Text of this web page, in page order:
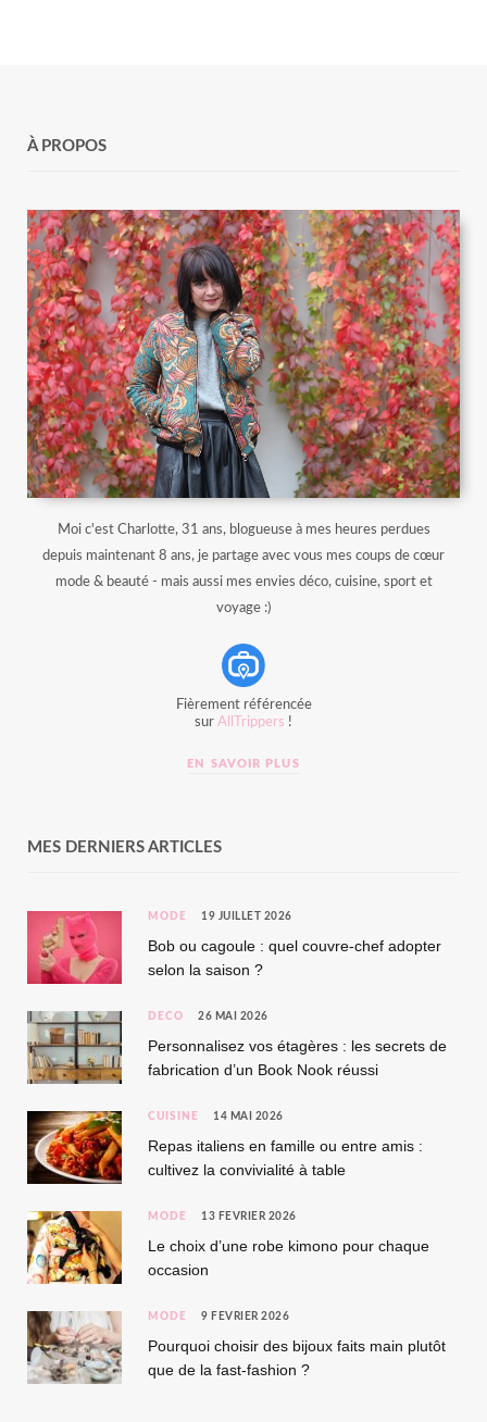
À PROPOS
Moi c'est Charlotte, 31 ans, blogueuse à mes heures perdues
depuis maintenant 8 ans, je partage avec vous mes coups de cœur
mode & beauté - mais aussi mes envies déco, cuisine, sport et
voyage :)
Fièrement référencée
sur AllTrippers !
EN SAVOIR PLUS
MES DERNIERS ARTICLES
MODE 19 JUILLET 2026
Bob ou cagoule : quel couvre-chef adopter
selon la saison ?
DÉCO 26 MAI 2026
Personnalisez vos étagères : les secrets de
fabrication d’un Book Nook réussi
CUISINE 14 MAI 2026
Repas italiens en famille ou entre amis :
cultivez la convivialité à table
MODE 13 FÉVRIER 2026
Le choix d’une robe kimono pour chaque
occasion
MODE 9 FÉVRIER 2026
Pourquoi choisir des bijoux faits main plutôt
que de la fast-fashion ?